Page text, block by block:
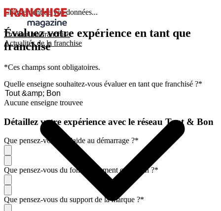
Trouver ma franchise
Actualités de la franchise
Chargement de vos données...
Évaluez votre expérience en tant que
franchisé
*Ces champs sont obligatoires.
Quelle enseigne souhaitez-vous évaluer en tant que franchisé ?*
Aucune enseigne trouvee
Détaillez votre expérience avec le réseau Tout & Bon
Que pensez-vous de l'aide au démarrage ?*
Que pensez-vous du fonctionnement quotidien ?*
Que pensez-vous du support de la marque ?*